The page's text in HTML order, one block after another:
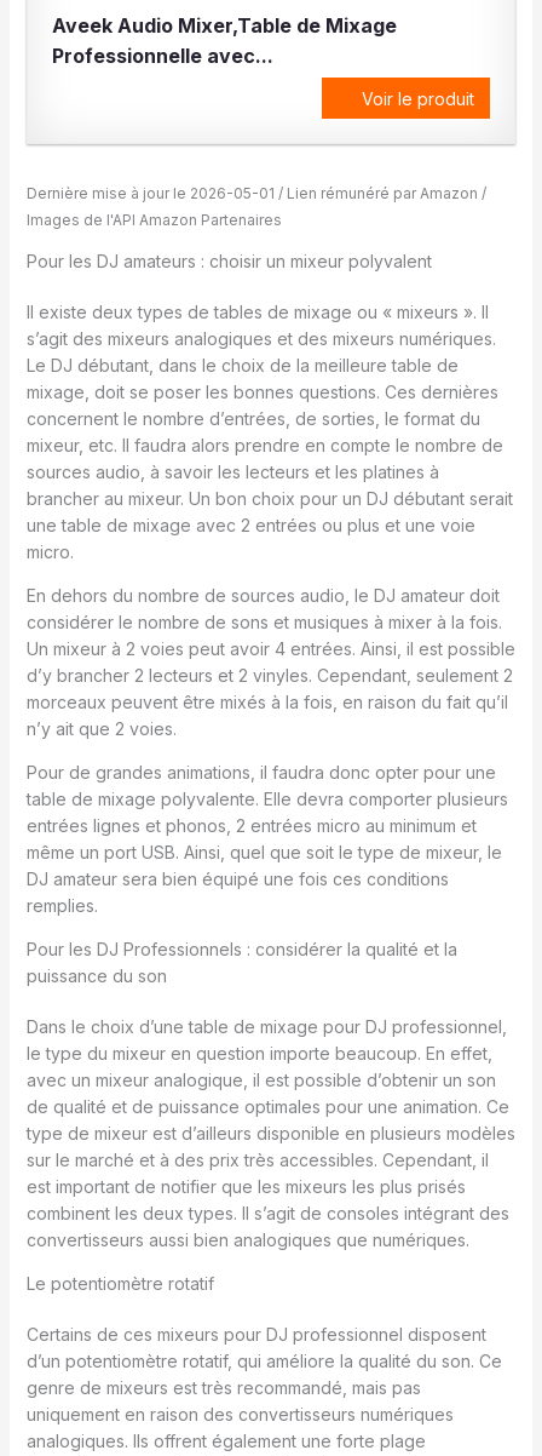
Aveek Audio Mixer,Table de Mixage
Professionnelle avec...
Voir le produit
Dernière mise à jour le 2026-05-01 / Lien rémunéré par Amazon /
Images de l'API Amazon Partenaires
Pour les DJ amateurs : choisir un mixeur polyvalent
Il existe deux types de tables de mixage ou « mixeurs ». Il
s’agit des mixeurs analogiques et des mixeurs numériques.
Le DJ débutant, dans le choix de la meilleure table de
mixage, doit se poser les bonnes questions. Ces dernières
concernent le nombre d’entrées, de sorties, le format du
mixeur, etc. Il faudra alors prendre en compte le nombre de
sources audio, à savoir les lecteurs et les platines à
brancher au mixeur. Un bon choix pour un DJ débutant serait
une table de mixage avec 2 entrées ou plus et une voie
micro.
En dehors du nombre de sources audio, le DJ amateur doit
considérer le nombre de sons et musiques à mixer à la fois.
Un mixeur à 2 voies peut avoir 4 entrées. Ainsi, il est possible
d’y brancher 2 lecteurs et 2 vinyles. Cependant, seulement 2
morceaux peuvent être mixés à la fois, en raison du fait qu’il
n’y ait que 2 voies.
Pour de grandes animations, il faudra donc opter pour une
table de mixage polyvalente. Elle devra comporter plusieurs
entrées lignes et phonos, 2 entrées micro au minimum et
même un port USB. Ainsi, quel que soit le type de mixeur, le
DJ amateur sera bien équipé une fois ces conditions
remplies.
Pour les DJ Professionnels : considérer la qualité et la
puissance du son
Dans le choix d’une table de mixage pour DJ professionnel,
le type du mixeur en question importe beaucoup. En effet,
avec un mixeur analogique, il est possible d’obtenir un son
de qualité et de puissance optimales pour une animation. Ce
type de mixeur est d’ailleurs disponible en plusieurs modèles
sur le marché et à des prix très accessibles. Cependant, il
est important de notifier que les mixeurs les plus prisés
combinent les deux types. Il s’agit de consoles intégrant des
convertisseurs aussi bien analogiques que numériques.
Le potentiomètre rotatif
Certains de ces mixeurs pour DJ professionnel disposent
d’un potentiomètre rotatif, qui améliore la qualité du son. Ce
genre de mixeurs est très recommandé, mais pas
uniquement en raison des convertisseurs numériques
analogiques. Ils offrent également une forte plage